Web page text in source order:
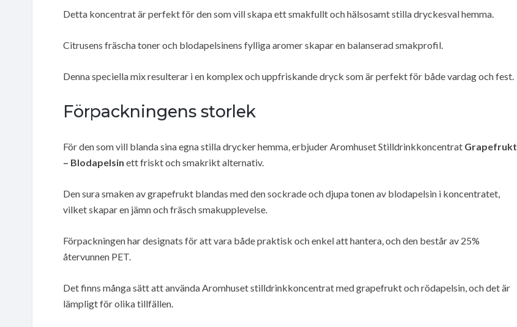
Detta koncentrat är perfekt för den som vill skapa ett smakfullt och hälsosamt stilla dryckesval hemma.
Citrusens fräscha toner och blodapelsinens fylliga aromer skapar en balanserad smakprofil.
Denna speciella mix resulterar i en komplex och uppfriskande dryck som är perfekt för både vardag och fest.
Förpackningens storlek
För den som vill blanda sina egna stilla drycker hemma, erbjuder Aromhuset Stilldrinkkoncentrat Grapefrukt
– Blodapelsin ett friskt och smakrikt alternativ.
Den sura smaken av grapefrukt blandas med den sockrade och djupa tonen av blodapelsin i koncentratet,
vilket skapar en jämn och fräsch smakupplevelse.
Förpackningen har designats för att vara både praktisk och enkel att hantera, och den består av 25%
återvunnen PET.
Det finns många sätt att använda Aromhuset stilldrinkkoncentrat med grapefrukt och rödapelsin, och det är
lämpligt för olika tillfällen.